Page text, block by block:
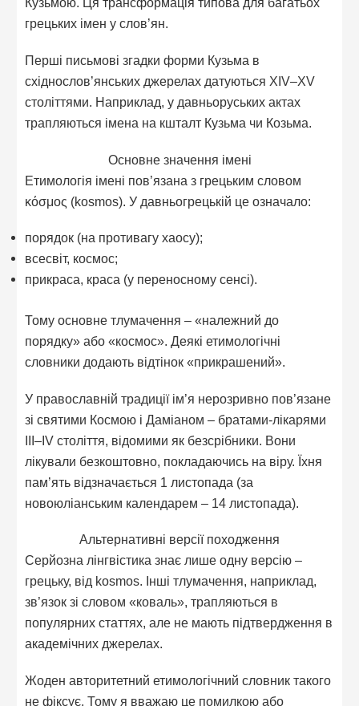
грецьких імен у слов’ян.
Перші письмові згадки форми Кузьма в
східнослов’янських джерелах датуються XIV–XV
століттями. Наприклад, у давньоруських актах
трапляються імена на кшталт Кузьма чи Козьма.
Основне значення імені
Етимологія імені пов’язана з грецьким словом
κόσμος (kosmos). У давньогрецькій це означало:
порядок (на противагу хаосу);
всесвіт, космос;
прикраса, краса (у переносному сенсі).
Тому основне тлумачення – «належний до
порядку» або «космос». Деякі етимологічні
словники додають відтінок «прикрашений».
У православній традиції ім’я нерозривно пов’язане
зі святими Космою і Даміаном – братами-лікарями
III–IV століття, відомими як безсрібники. Вони
лікували безкоштовно, покладаючись на віру. Їхня
пам’ять відзначається 1 листопада (за
новоюліанським календарем – 14 листопада).
Альтернативні версії походження
Серйозна лінгвістика знає лише одну версію –
грецьку, від kosmos. Інші тлумачення, наприклад,
зв’язок зі словом «коваль», трапляються в
популярних статтях, але не мають підтвердження в
академічних джерелах.
Жоден авторитетний етимологічний словник такого
не фіксує. Тому я вважаю це помилкою або